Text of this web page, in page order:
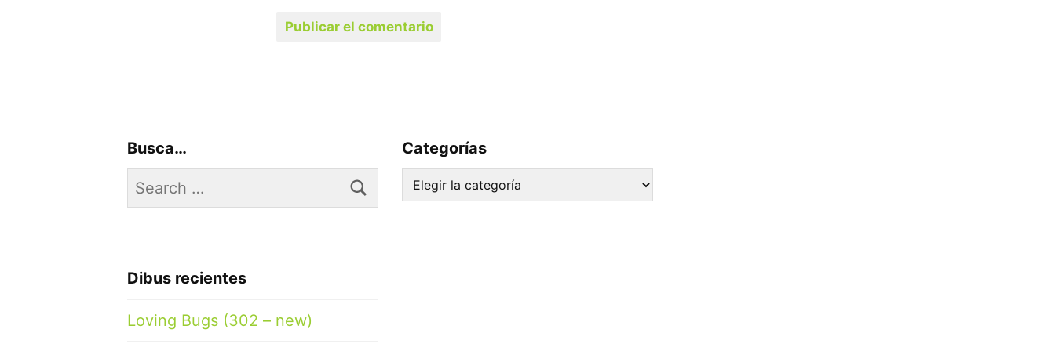
Busca…
Search
for:
Dibus recientes
Loving Bugs (302 – new)
Categorías
Categorías